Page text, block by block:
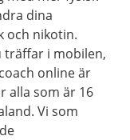
dina
och nikotin.
träffar i mobilen,
online är
alla som är 16
Vi som